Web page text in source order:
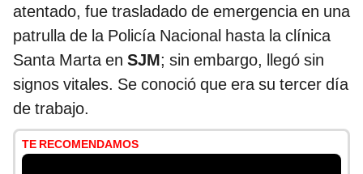
atentado, fue trasladado de emergencia en una
patrulla de la Policía Nacional hasta la clínica
Santa Marta en SJM; sin embargo, llegó sin
signos vitales. Se conoció que era su tercer día
de trabajo.
TE RECOMENDAMOS